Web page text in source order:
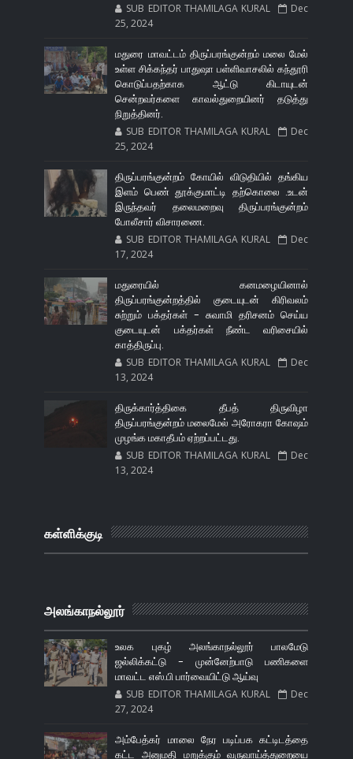
SUB EDITOR THAMILAGA KURAL
Dec
25, 2024
மதுரை மாவட்டம் திருப்பரங்குன்றம் மலை மேல்
உள்ள சிக்கந்தர் பாதுஷா பள்ளிவாசலில் கந்தூரி
கொடுப்பதற்காக ஆட்டு கிடாயுடன்
சென்றவர்களை காவல்துறையினர் தடுத்து
நிறுத்தினர்.
SUB EDITOR THAMILAGA KURAL
Dec
25, 2024
திருப்பரங்குன்றம் கோயில் விடுதியில் தங்கிய
இளம் பெண் தூக்குமாட்டி தற்கொலை .உடன்
இருந்தவர் தலைமறைவு திருப்பரங்குன்றம்
போலீசார் விசாரணை.
SUB EDITOR THAMILAGA KURAL
Dec
17, 2024
மதுரையில் கனமழையினால்
திருப்பரங்குன்றத்தில் குடையுடன் கிரிவலம்
சுற்றும் பக்தர்கள் - சுவாமி தரிசனம் செய்ய
குடையுடன் பக்தர்கள் நீண்ட வரிசையில்
காத்திருப்பு.
SUB EDITOR THAMILAGA KURAL
Dec
13, 2024
திருக்கார்த்திகை தீபத் திருவிழா
திருப்பரங்குன்றம் மலைமேல் அரோகரா கோஷம்
முழங்க மகாதீபம் ஏற்றப்பட்டது.
SUB EDITOR THAMILAGA KURAL
Dec
13, 2024
கள்ளிக்குடி
அலங்காநல்லூர்
உலக புகழ் அலங்காநல்லூர் பாலமேடு
ஜல்லிக்கட்டு - முன்னேற்பாடு பணிகளை
மாவட்ட எஸ்.பி பார்வையிட்டு ஆய்வு
SUB EDITOR THAMILAGA KURAL
Dec
27, 2024
அம்பேத்கர் மாலை நேர படிப்பக கட்டிடத்தை
கட்ட அனுமதி மறுக்கும் வருவாய்த்துறையை